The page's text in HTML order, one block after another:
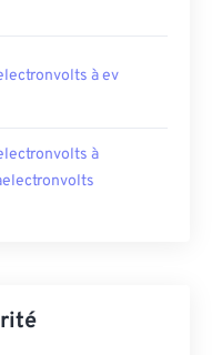
à ev
à